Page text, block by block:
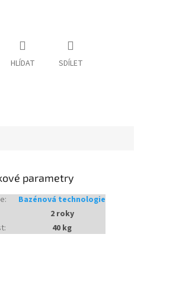
HLÍDAT SDÍLET
parametry
:
Bazénová technologie
2 roky
: 40 kg